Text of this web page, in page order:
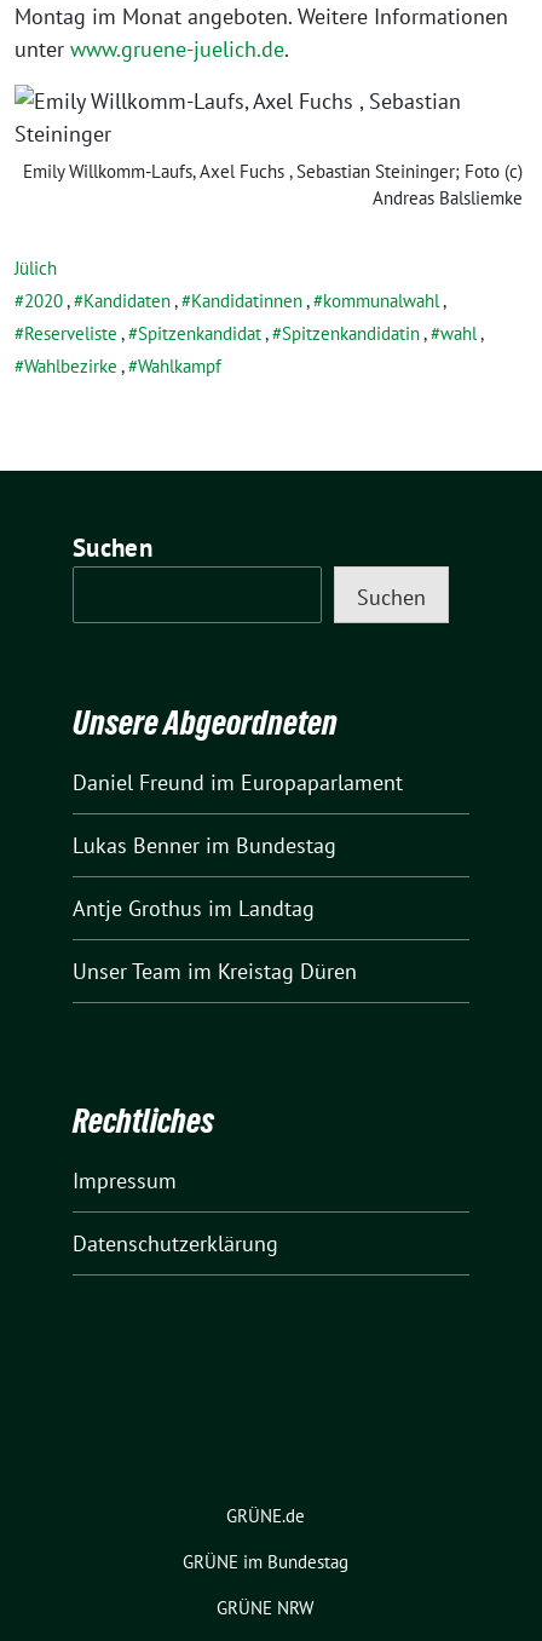
Montag im Monat angeboten. Weitere Informationen
unter www.gruene-juelich.de.
Emily Willkomm-Laufs, Axel Fuchs , Sebastian Steininger; Foto (c)
Andreas Balsliemke
Jülich
2020, Kandidaten, Kandidatinnen, kommunalwahl,
Reserveliste , Spitzenkandidat, Spitzenkandidatin, wahl,
Wahlbezirke , Wahlkampf
Suchen
Suchen
Unsere Abgeordneten
Daniel Freund im Europaparlament
Lukas Benner im Bundestag
Antje Grothus im Landtag
Unser Team im Kreistag Düren
Rechtliches
Impressum
Datenschutzerklärung
GRÜNE.de
GRÜNE im Bundestag
GRÜNE NRW